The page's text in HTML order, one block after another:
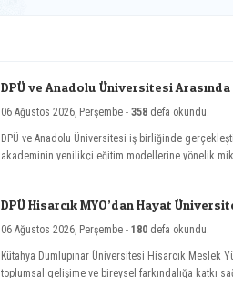
DPÜ ve Anadolu Üniversitesi
06 Ağustos 2026, Perşembe - 358 defa okundu.
DPÜ ve Anadolu Üniversitesi iş birliğinde
akademinin yenilikçi eğitim modellerine yönelik
DPÜ Hisarcık MYO’dan Hayat
06 Ağustos 2026, Perşembe - 180 defa okundu.
Kütahya Dumlupınar Üniversitesi Hisarcık Meslek
toplumsal gelişime ve bireysel farkındalığa katkı